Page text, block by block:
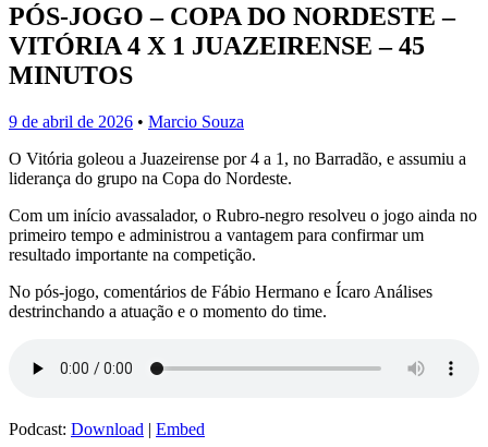
PÓS-JOGO – COPA DO NORDESTE –
VITÓRIA 4 X 1 JUAZEIRENSE – 45
MINUTOS
9 de abril de 2026 • Marcio Souza
O Vitória goleou a Juazeirense por 4 a 1, no Barradão, e assumiu a
liderança do grupo na Copa do Nordeste.
Com um início avassalador, o Rubro-negro resolveu o jogo ainda no
primeiro tempo e administrou a vantagem para confirmar um
resultado importante na competição.
No pós-jogo, comentários de Fábio Hermano e Ícaro Análises
destrinchando a atuação e o momento do time.
Podcast: Download | Embed